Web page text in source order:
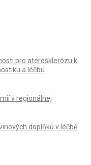
pro aterosklerózu k
a léčbu
v regionálnej
doplňků v léčbě